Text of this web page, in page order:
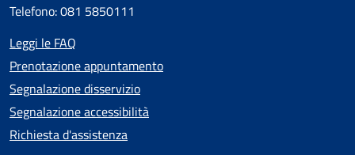
Telefono: 081 5850111
Leggi le FAQ
Prenotazione appuntamento
Segnalazione disservizio
Segnalazione accessibilità
Richiesta d'assistenza